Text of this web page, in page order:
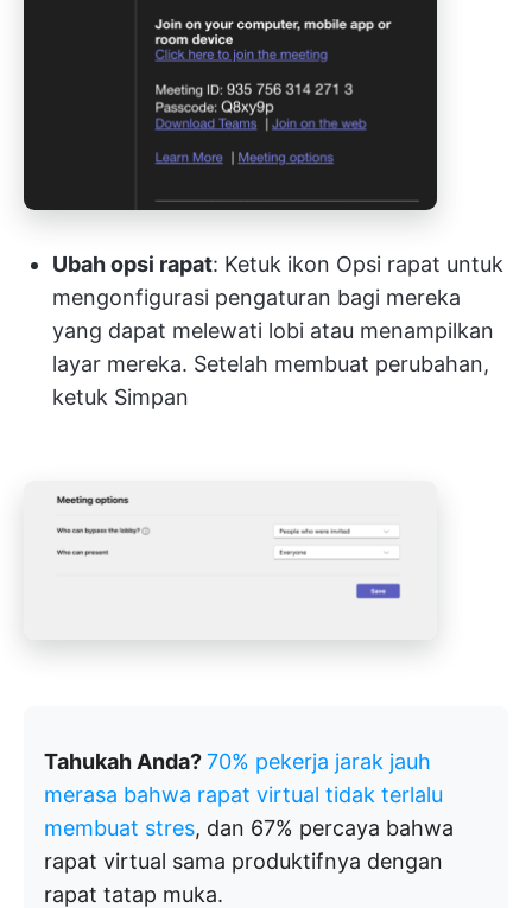
Ubah opsi rapat: Ketuk ikon Opsi rapat untuk
mengonfigurasi pengaturan bagi mereka
yang dapat melewati lobi atau menampilkan
layar mereka. Setelah membuat perubahan,
ketuk Simpan
Tahukah Anda?70% pekerja jarak jauh
merasa bahwa rapat virtual tidak terlalu
membuat stres, dan 67% percaya bahwa
rapat virtual sama produktifnya dengan
rapat tatap muka.